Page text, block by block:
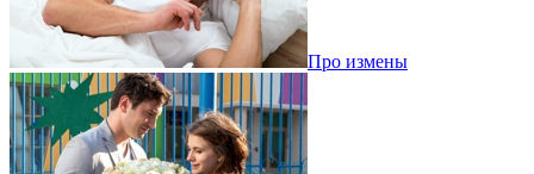
Про измены